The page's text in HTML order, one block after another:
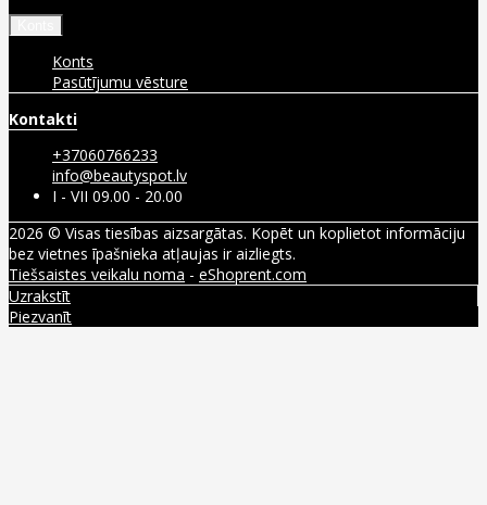
Konts
Pasūtījumu vēsture
Kontakti
+37060766233
info@beautyspot.lv
I - VII 09.00 - 20.00
2026 © Visas tiesības aizsargātas. Kopēt un koplietot informāciju
bez vietnes īpašnieka atļaujas ir aizliegts.
Tiešsaistes veikalu noma - eShoprent.com
Uzrakstīt
Piezvanīt